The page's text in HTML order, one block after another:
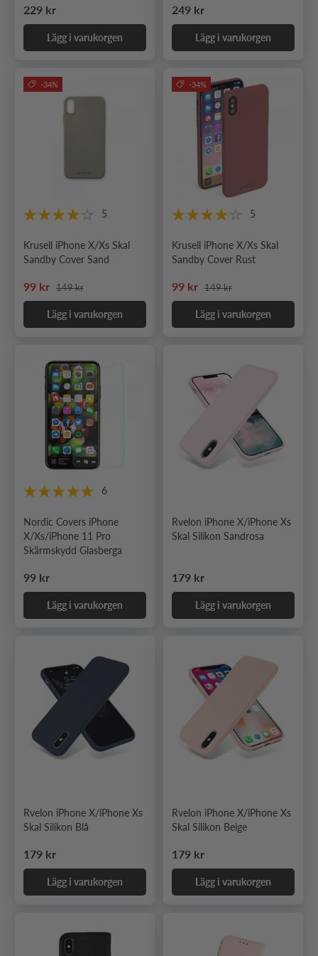
Ordinarie pris
229 kr
Lägg i varukorgen
Ordinarie pris
249 kr
Lägg i varukorgen
-34%
5
Krusell iPhone X/Xs Skal
Sandby Cover Sand
Nedsatt pris
99 kr Ordinarie pris
149 kr
Lägg i varukorgen
-34%
5
Krusell iPhone X/Xs Skal
Sandby Cover Rust
Nedsatt pris
99 kr Ordinarie pris
149 kr
Lägg i varukorgen
6
Nordic Covers iPhone
X/Xs/iPhone 11 Pro
Skärmskydd Glasberga
Ordinarie pris
99 kr
Lägg i varukorgen
Rvelon iPhone X/iPhone Xs
Skal Silikon Sandrosa
Ordinarie pris
179 kr
Lägg i varukorgen
Rvelon iPhone X/iPhone Xs
Skal Silikon Blå
Ordinarie pris
179 kr
Lägg i varukorgen
Rvelon iPhone X/iPhone Xs
Skal Silikon Beige
Ordinarie pris
179 kr
Lägg i varukorgen